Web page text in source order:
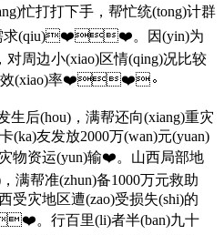
忙打打下手，帮忙统(tong)计群
求(qiu)❤️❤️。因(yin)为
周边小(xiao)区情(qing)况比较
效(xiao)率❤️❤️。
生后(hou)，满帮还向(xiang)重灾
(ka)友发放2000万(wan)元(yuan)
运(yun)输❤️。山西局部地
满帮准(zhun)备1000万元救助
受灾地区遭(zao)受损失(shi)的
。行百里(li)者半(ban)九十